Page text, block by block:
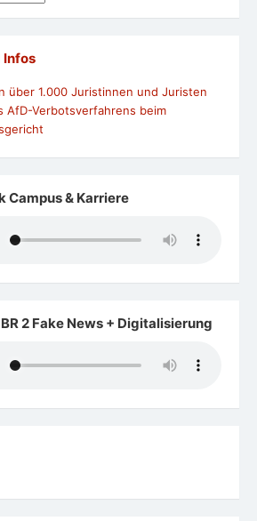
Infos
über 1.000 Juristinnen und Juristen
AfD-Verbotsverfahrens beim
Campus & Karriere
2 Fake News + Digitalisierung